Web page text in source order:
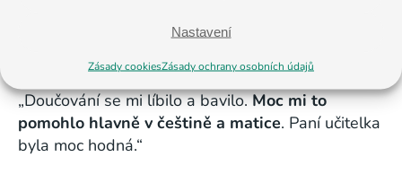
Nastavení
Zásady cookiesZásady ochrany osobních údajů
„Doučování se mi líbilo a bavilo.Moc mi to
pomohlo hlavně v češtině a matice. Paní učitelka
byla moc hodná.“